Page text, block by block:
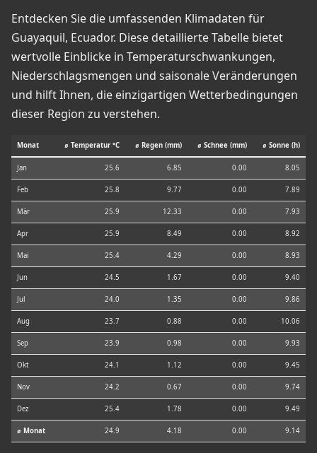
Entdecken Sie die umfassenden Klimadaten für
Guayaquil, Ecuador. Diese detaillierte Tabelle bietet
wertvolle Einblicke in Temperaturschwankungen,
Niederschlagsmengen und saisonale Veränderungen
und hilft Ihnen, die einzigartigen Wetterbedingungen
dieser Region zu verstehen.
Monat ⌀ Temperatur °C ⌀ Regen (mm) ⌀ Schnee (mm) ⌀ Sonne (h)
Jan 25.6 6.85 0.00 8.05
Feb 25.8 9.77 0.00 7.89
Mär 25.9 12.33 0.00 7.93
Apr 25.9 8.49 0.00 8.92
Mai 25.4 4.29 0.00 8.93
Jun 24.5 1.67 0.00 9.40
Jul 24.0 1.35 0.00 9.86
Aug 23.7 0.88 0.00 10.06
Sep 23.9 0.98 0.00 9.93
Okt 24.1 1.12 0.00 9.45
Nov 24.2 0.67 0.00 9.74
Dez 25.4 1.78 0.00 9.49
⌀ Monat 24.9 4.18 0.00 9.14